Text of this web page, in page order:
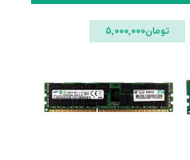
تومان۵,۰۰۰,۰۰۰